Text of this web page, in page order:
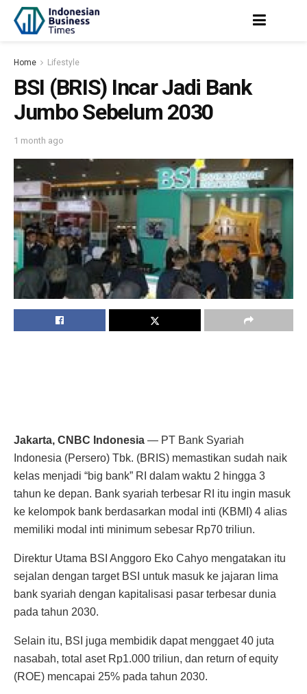
Home Lifestyle
BSI (BRIS) Incar Jadi Bank
Jumbo Sebelum 2030
1 month ago
Jakarta, CNBC Indonesia — PT Bank Syariah
Indonesia (Persero) Tbk. (BRIS) memastikan sudah naik
kelas menjadi “big bank” RI dalam waktu 2 hingga 3
tahun ke depan. Bank syariah terbesar RI itu ingin masuk
ke kelompok bank berdasarkan modal inti (KBMI) 4 alias
memiliki modal inti minimum sebesar Rp70 triliun.
Direktur Utama BSI Anggoro Eko Cahyo mengatakan itu
sejalan dengan target BSI untuk masuk ke jajaran lima
bank syariah dengan kapitalisasi pasar terbesar dunia
pada tahun 2030.
Selain itu, BSI juga membidik dapat menggaet 40 juta
nasabah, total aset Rp1.000 triliun, dan return of equity
(ROE) mencapai 25% pada tahun 2030.